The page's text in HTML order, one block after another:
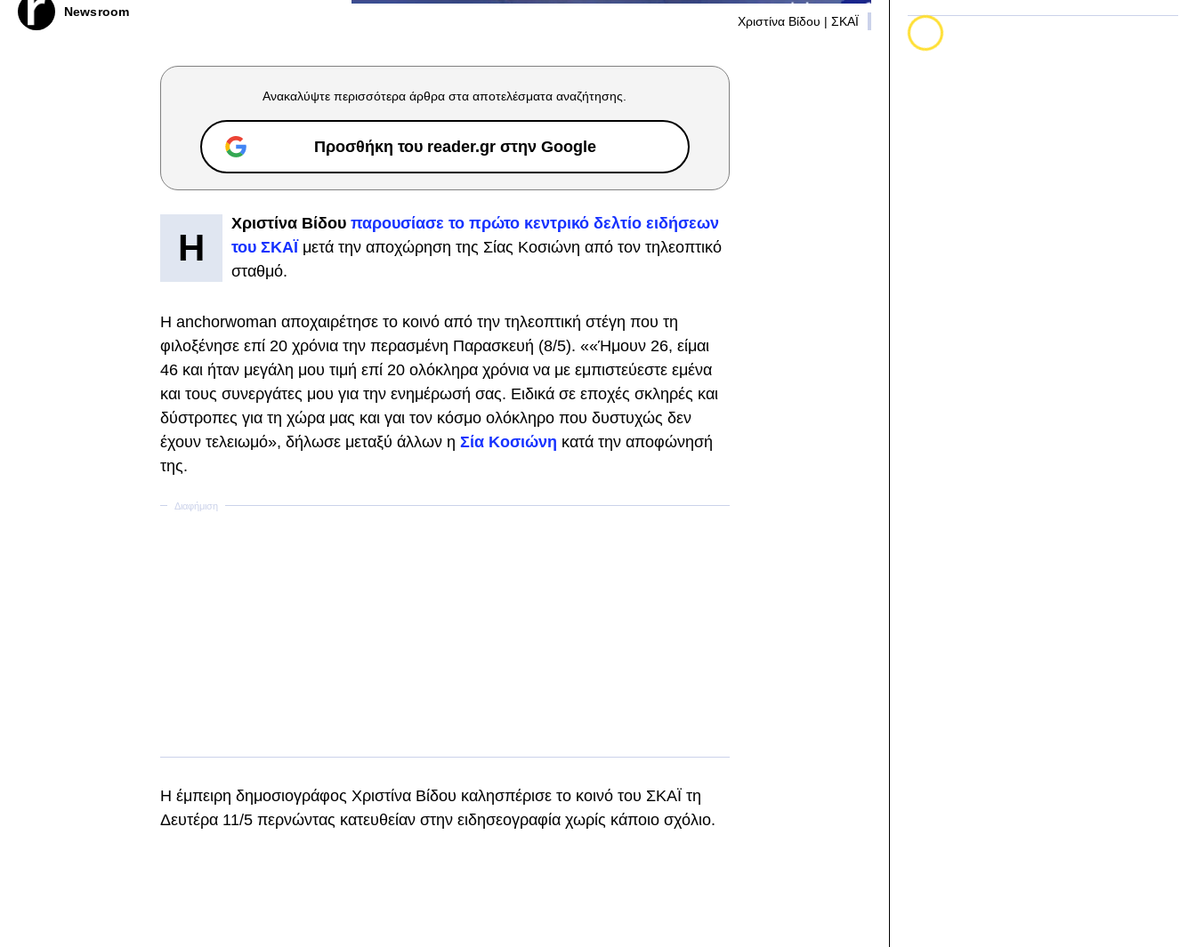
Newsroom
Χριστίνα Βίδου | ΣΚΑΪ
Ανακαλύψτε περισσότερα άρθρα στα αποτελέσματα αναζήτησης.
Προσθήκη του reader.gr στην Google
Η
Χριστίνα Βίδου παρουσίασε το πρώτο κεντρικό δελτίο ειδήσεων
του ΣΚΑΪ μετά την αποχώρηση της Σίας Κοσιώνη από τον τηλεοπτικό
σταθμό.
H anchorwoman αποχαιρέτησε το κοινό από την τηλεοπτική στέγη που τη
φιλοξένησε επί 20 χρόνια την περασμένη Παρασκευή (8/5). ««Ήμουν 26, είμαι
46 και ήταν μεγάλη μου τιμή επί 20 ολόκληρα χρόνια να με εμπιστεύεστε εμένα
και τους συνεργάτες μου για την ενημέρωσή σας. Ειδικά σε εποχές σκληρές και
δύστροπες για τη χώρα μας και γαι τον κόσμο ολόκληρο που δυστυχώς δεν
έχουν τελειωμό», δήλωσε μεταξύ άλλων η Σία Κοσιώνη κατά την αποφώνησή
της.
Η έμπειρη δημοσιογράφος Χριστίνα Βίδου καλησπέρισε το κοινό του ΣΚΑΪ τη
Δευτέρα 11/5 περνώντας κατευθείαν στην ειδησεογραφία χωρίς κάποιο σχόλιο.